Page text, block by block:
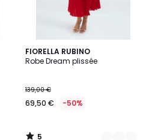
FIORELLA RUBINO
Robe Dream plissée
139,00 €
69,50 € -50%
5
/
3
Couleurs
5